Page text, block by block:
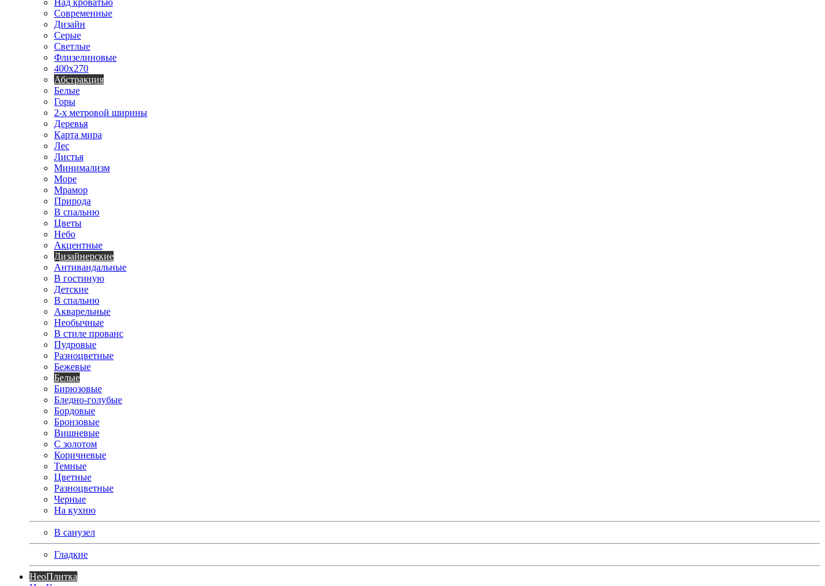
Над кроватью
Современные
Дизайн
Серые
Светлые
Флизелиновые
400х270
Абстракция
Белые
Горы
2-х метровой ширины
Деревья
Карта мира
Лес
Листья
Минимализм
Море
Мрамор
Природа
В спальню
Цветы
Небо
Акцентные
Дизайнерские
Антивандальные
В гостиную
Детские
В спальню
Акварельные
Необычные
В стиле прованс
Пудровые
Разноцветные
Бежевые
Белые
Бирюзовые
Бледно-голубые
Бордовые
Бронзовые
Вишневые
С золотом
Коричневые
Темные
Цветные
Разноцветные
Черные
На кухню
В санузел
Гладкие
НеоПлитка